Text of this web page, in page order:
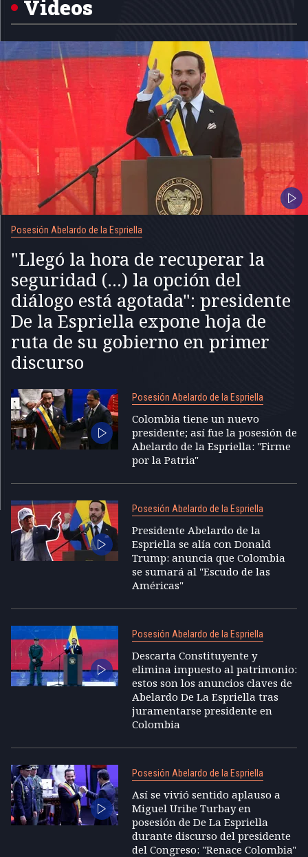
Videos
Posesión Abelardo de la Espriella
"Llegó la hora de recuperar la
seguridad (...) la opción del
diálogo está agotada": presidente
De la Espriella expone hoja de
ruta de su gobierno en primer
discurso
Posesión Abelardo de la Espriella
Colombia tiene un nuevo
presidente; así fue la posesión de
Abelardo de la Espriella: "Firme
por la Patria"
Posesión Abelardo de la Espriella
Presidente Abelardo de la
Espriella se alía con Donald
Trump: anuncia que Colombia
se sumará al "Escudo de las
Américas"
Posesión Abelardo de la Espriella
Descarta Constituyente y
elimina impuesto al patrimonio:
estos son los anuncios claves de
Abelardo De La Espriella tras
juramentarse presidente en
Colombia
Posesión Abelardo de la Espriella
Así se vivió sentido aplauso a
Miguel Uribe Turbay en
posesión de De La Espriella
durante discurso del presidente
del Congreso: "Renace Colombia"